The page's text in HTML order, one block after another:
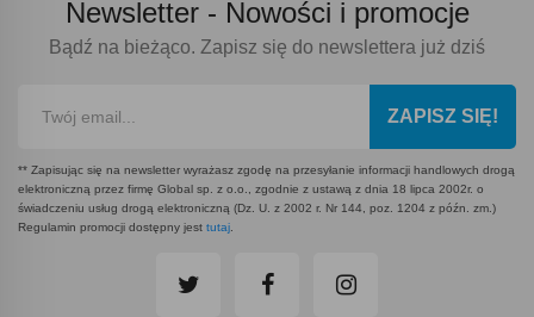
Newsletter - Nowości i promocje
Bądź na bieżąco. Zapisz się do newslettera już dziś
ZAPISZ SIĘ!
** Zapisując się na newsletter wyrażasz zgodę na przesyłanie informacji handlowych drogą
elektroniczną przez firmę Global sp. z o.o., zgodnie z ustawą z dnia 18 lipca 2002r. o
świadczeniu usług drogą elektroniczną (Dz. U. z 2002 r. Nr 144, poz. 1204 z późn. zm.)
Regulamin promocji dostępny jest tutaj